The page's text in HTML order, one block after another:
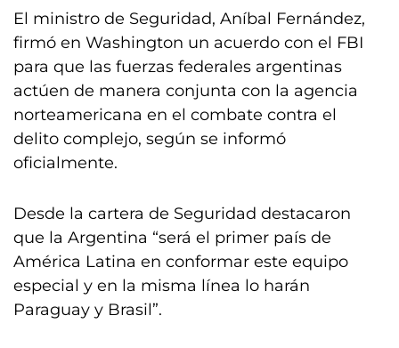
El ministro de Seguridad, Aníbal Fernández,
firmó en Washington un acuerdo con el FBI
para que las fuerzas federales argentinas
actúen de manera conjunta con la agencia
norteamericana en el combate contra el
delito complejo, según se informó
oficialmente.
Desde la cartera de Seguridad destacaron
que la Argentina “será el primer país de
América Latina en conformar este equipo
especial y en la misma línea lo harán
Paraguay y Brasil”.